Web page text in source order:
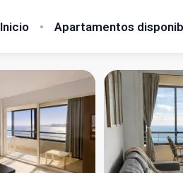
Inicio Apartamentos